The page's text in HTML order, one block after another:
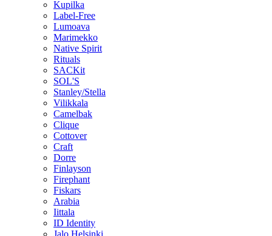
Kupilka
Label-Free
Lumoava
Marimekko
Native Spirit
Rituals
SACKit
SOL'S
Stanley/Stella
Vilikkala
Camelbak
Clique
Cottover
Craft
Dorre
Finlayson
Firephant
Fiskars
Arabia
Iittala
ID Identity
Jalo Helsinki